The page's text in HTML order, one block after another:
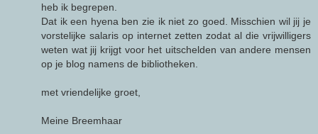
heb ik begrepen.
Dat ik een hyena ben zie ik niet zo goed. Misschien wil jij je
vorstelijke salaris op internet zetten zodat al die vrijwilligers
weten wat jij krijgt voor het uitschelden van andere mensen
op je blog namens de bibliotheken.
met vriendelijke groet,
Meine Breemhaar